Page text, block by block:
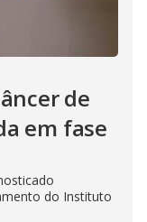
de
em fase
do Instituto